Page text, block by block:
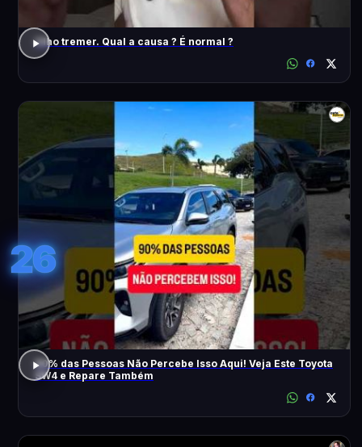
Olho tremer. Qual a causa ? É normal ?
26
90% das Pessoas Não Percebe Isso Aqui! Veja Este Toyota
SW4 e Repare Também